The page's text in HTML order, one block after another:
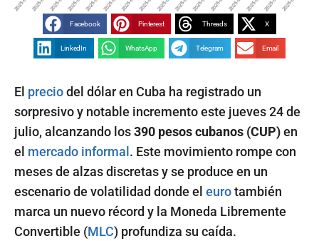
Facebook Pinterest Threads X
LinkedIn WhatsApp Telegram Email
El preciodel dólar en Cuba ha registrado un
sorpresivo y notable incremento este jueves 24 de
julio, alcanzando los390 pesos cubanos (CUP)en
el mercado informal . Este movimiento rompe con
meses de alzas discretas y se produce en un
escenario de volatilidad donde el eurotambién
marca un nuevo récord y la Moneda Libremente
Convertible (MLC) profundiza su caída.